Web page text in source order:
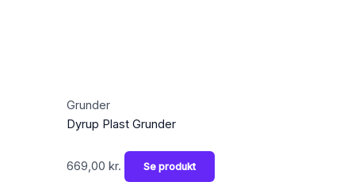
Grunder
Dyrup Plast Grunder
669,00 kr. Se produkt